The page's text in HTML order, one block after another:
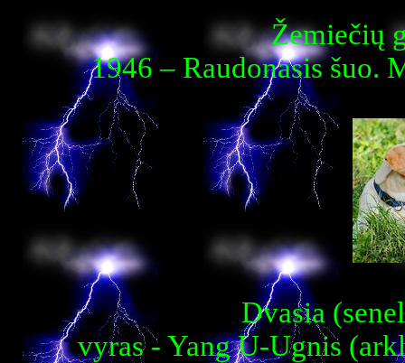
Žemiečių
1946 – Raudonasis šuo.
Dvasia
vyras - Yang U-Ugnis